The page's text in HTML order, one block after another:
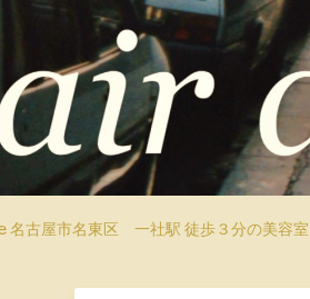
古屋市名東区 一社駅 徒歩３分の美容室